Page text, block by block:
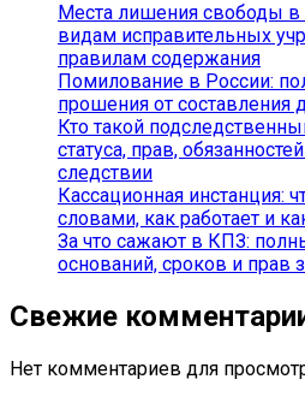
Места лишения свободы
видам исправительных
правилам содержания
Помилование в России:
прошения от составления
Кто такой
статуса, прав,
следствии
Кассационная инстанция:
словами, как работает и
За что сажают в КПЗ:
оснований, сроков и прав
Свежие
Нет комментариев для